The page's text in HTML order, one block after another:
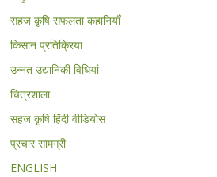
सहज कृषि सफलता कहानियाँ
किसान प्रतिक्रिया
उन्नत उद्यानिकी विधियां
चित्रशाला
सहज कृषि हिंदी वीडियोस
प्रचार सामग्री
ENGLISH